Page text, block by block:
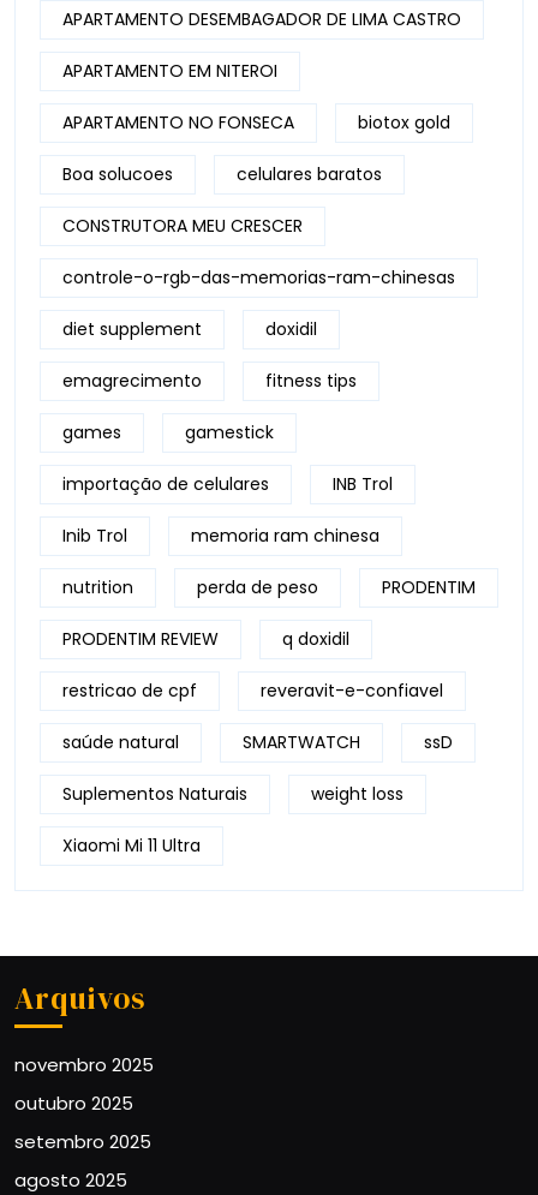
APARTAMENTO DESEMBAGADOR DE LIMA CASTRO
APARTAMENTO EM NITEROI
APARTAMENTO NO FONSECA biotox gold
Boa solucoes celulares baratos
CONSTRUTORA MEU CRESCER
controle-o-rgb-das-memorias-ram-chinesas
diet supplement doxidil
emagrecimento fitness tips
games gamestick
importação de celulares INB Trol
Inib Trol memoria ram chinesa
nutrition perda de peso PRODENTIM
PRODENTIM REVIEW q doxidil
restricao de cpf reveravit-e-confiavel
saúde natural SMARTWATCH ssD
Suplementos Naturais weight loss
Xiaomi Mi 11 Ultra
Arquivos
novembro 2025
outubro 2025
setembro 2025
agosto 2025